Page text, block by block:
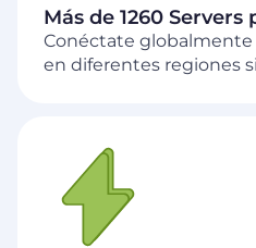
Más de 1260 Servers
Conéctate
en diferentes regiones